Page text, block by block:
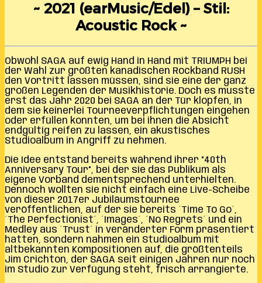
~ 2021 (earMusic/Edel) – Stil:
Acoustic Rock ~
Obwohl SAGA auf ewig Hand in Hand mit TRIUMPH bei
der Wahl zur größten kanadischen Rockband RUSH
den Vortritt lassen müssen, sind sie eine der ganz
großen Legenden der Musikhistorie. Doch es musste
erst das Jahr 2020 bei SAGA an der Tür klopfen, in
dem sie keinerlei Tourneeverpflichtungen eingehen
oder erfüllen konnten, um bei ihnen die Absicht
endgültig reifen zu lassen, ein akustisches
Studioalbum in Angriff zu nehmen.
Die Idee entstand bereits während ihrer “40th
Anniversary Tour”, bei der sie das Publikum als
eigene Vorband dementsprechend unterhielten.
Dennoch wollten sie nicht einfach eine Live-Scheibe
von dieser 2017er Jubiläumstournee
veröffentlichen, auf der sie bereits ´Time To Go´,
´The Perfectionist´, ´Images´, ´No Regrets´ und ein
Medley aus ´Trust´ in veränderter Form präsentiert
hatten, sondern nahmen ein Studioalbum mit
altbekannten Kompositionen auf, die größtenteils
Jim Crichton, der SAGA seit einigen Jahren nur noch
im Studio zur Verfügung steht, frisch arrangierte.